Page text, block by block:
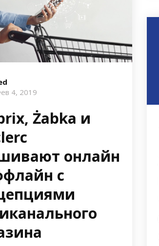
4, 2019
Żabka и
онлайн
с